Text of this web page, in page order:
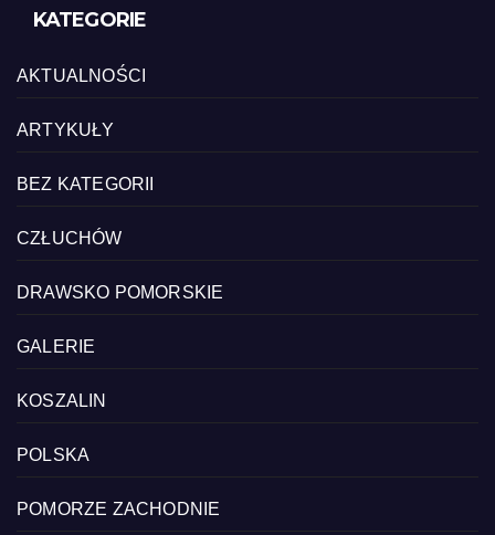
KATEGORIE
AKTUALNOŚCI
ARTYKUŁY
BEZ KATEGORII
CZŁUCHÓW
DRAWSKO POMORSKIE
GALERIE
KOSZALIN
POLSKA
POMORZE ZACHODNIE